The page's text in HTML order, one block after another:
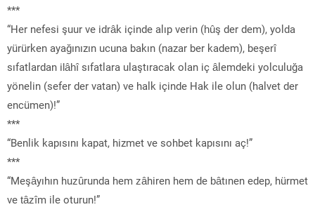
***
“Her nefesi şuur ve idrâk içinde alıp verin (hûş der dem), yolda
yürürken ayağınızın ucuna bakın (nazar ber kadem), beşerî
sıfatlardan ilâhî sıfatlara ulaştıracak olan iç âlemdeki yolculuğa
yönelin (sefer der vatan) ve halk içinde Hak ile olun (halvet der
encümen)!”
***
“Benlik kapısını kapat, hizmet ve sohbet kapısını aç!”
***
“Meşâyıhın huzûrunda hem zâhiren hem de bâtınen edep, hürmet
ve tâzîm ile oturun!”